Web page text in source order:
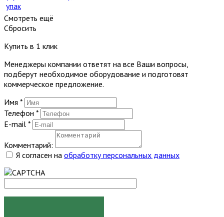
упак
Смотреть ещё
Сбросить
Купить в 1 клик
Менеджеры компании ответят на все Ваши вопросы,
подберут необходимое оборудование и подготовят
коммерческое предложение.
Имя *
Телефон *
E-mail *
Комментарий:
Я согласен на обработку персональных данных